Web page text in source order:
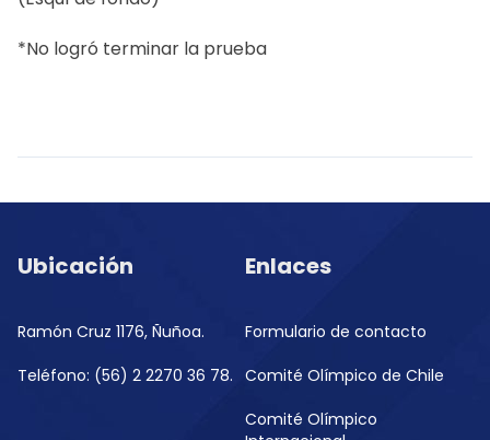
*No logró terminar la prueba
Ubicación
Ramón Cruz 1176, Ñuñoa.
Teléfono: (56) 2 2270 36 78.
Enlaces
Formulario de contacto
Comité Olímpico de Chile
Comité Olímpico